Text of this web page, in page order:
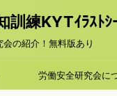
訓練KYTｲﾗｽﾄｼ
の紹介！無料版あり
労働安全研究会に